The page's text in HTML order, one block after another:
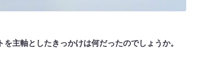
主軸としたきっかけは何だったのでしょうか。